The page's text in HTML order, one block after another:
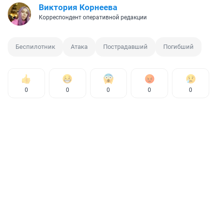
Виктория Корнеева
Корреспондент оперативной редакции
Беспилотник Атака Пострадавший Погибший
0 0 0 0 0